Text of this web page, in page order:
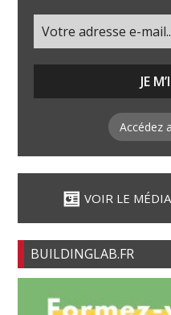
Accédez
VOIR LE
BUILDINGLAB.FR